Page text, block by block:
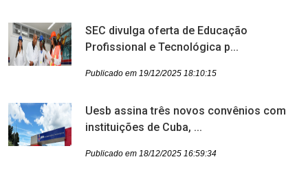
SEC divulga oferta de Educação
Profissional e Tecnológica p...
Publicado em 19/12/2025 18:10:15
Uesb assina três novos convênios com
instituições de Cuba, ...
Publicado em 18/12/2025 16:59:34